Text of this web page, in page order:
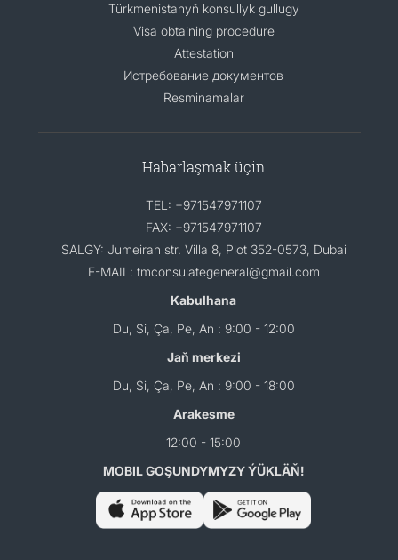
Türkmenistanyň konsullyk gullugy
Visa obtaining procedure
Attestation
Истребование документов
Resminamalar
Habarlaşmak üçin
TEL: +971547971107
FAX: +971547971107
SALGY: Jumeirah str. Villa 8, Plot 352-0573, Dubai
E-MAIL: tmconsulategeneral@gmail.com
Kabulhana
Du, Si, Ça, Pe, An : 9:00 - 12:00
Jaň merkezi
Du, Si, Ça, Pe, An : 9:00 - 18:00
Arakesme
12:00 - 15:00
MOBIL GOŞUNDYMYZY ÝÜKLÄŇ!